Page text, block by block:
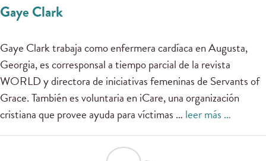
Gaye Clark
Gaye Clark trabaja como enfermera cardíaca en Augusta,
Georgia, es corresponsal a tiempo parcial de la revista
WORLD y directora de iniciativas femeninas de Servants of
Grace. También es voluntaria en iCare, una organización
cristiana que provee ayuda para víctimas … leer más …